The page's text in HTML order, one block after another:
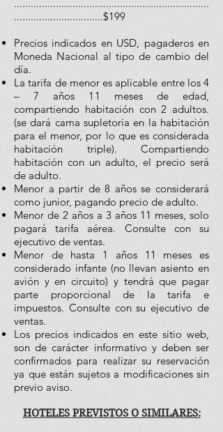
......................................................................
................................$199
Precios indicados en USD, pagaderos en
Moneda Nacional al tipo de cambio del
día.
La tarifa de menor es aplicable entre los 4
– 7 años 11 meses de edad,
compartiendo habitación con 2 adultos.
(se dará cama supletoria en la habitación
para el menor, por lo que es considerada
habitación triple). Compartiendo
habitación con un adulto, el precio será
de adulto.
Menor a partir de 8 años se considerará
como junior, pagando precio de adulto.
Menor de 2 años a 3 años 11 meses, solo
pagará tarifa aérea. Consulte con su
ejecutivo de ventas.
Menor de hasta 1 años 11 meses es
considerado infante (no llevan asiento en
avión y en circuito) y tendrá que pagar
parte proporcional de la tarifa e
impuestos. Consulte con su ejecutivo de
ventas.
Los precios indicados en este sitio web,
son de carácter informativo y deben ser
confirmados para realizar su reservación
ya que están sujetos a modificaciones sin
previo aviso.
HOTELES PREVISTOS O SIMILARES: